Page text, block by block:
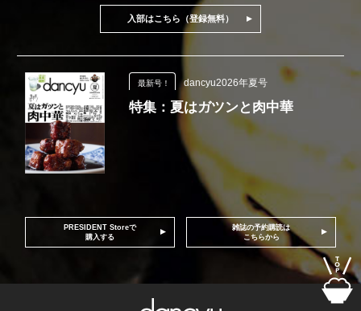
入部はこちら（登録無料）
最新号！ dancyu2026年夏号
特集：夏はガツンと肉中華
PRESIDENT Storeで
購入する
雑誌の予約購読は
こちらから